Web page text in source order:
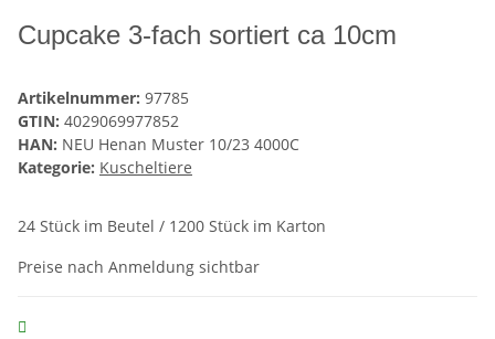
Cupcake 3-fach sortiert ca 10cm
Artikelnummer: 97785
GTIN: 4029069977852
HAN: NEU Henan Muster 10/23 4000C
Kategorie: Kuscheltiere
24 Stück im Beutel / 1200 Stück im Karton
Preise nach Anmeldung sichtbar